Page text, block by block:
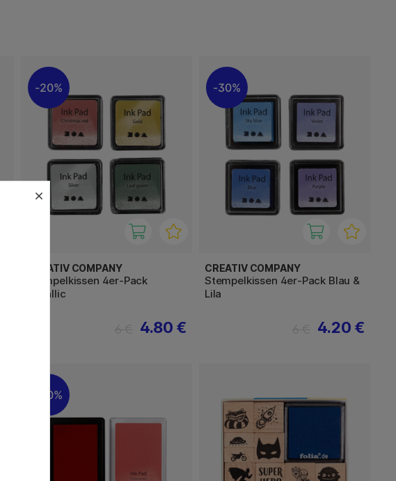
20%
CREATIV COMPANY
Stempelkissen 4er-Pack
Metallic
4.80 €
30%
CREATIV COMPANY
Stempelkissen 4er-Pack Blau &
Lila
4.20 €
20%